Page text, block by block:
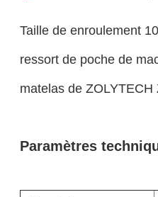
Taille de enroulement
ressort de poche de
matelas de
Paramètres